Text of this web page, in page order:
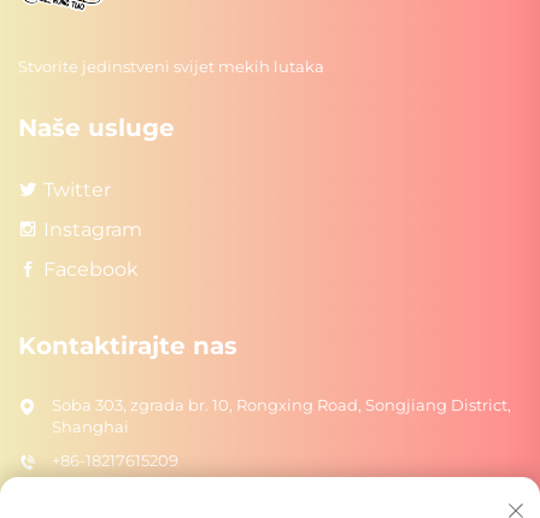
Stvorite jedinstveni svijet mekih lutaka
Naše usluge
Twitter
Instagram
Facebook
Kontaktirajte nas
Soba 303, zgrada br. 10, Rongxing Road, Songjiang District,
Shanghai
+86-18217615209